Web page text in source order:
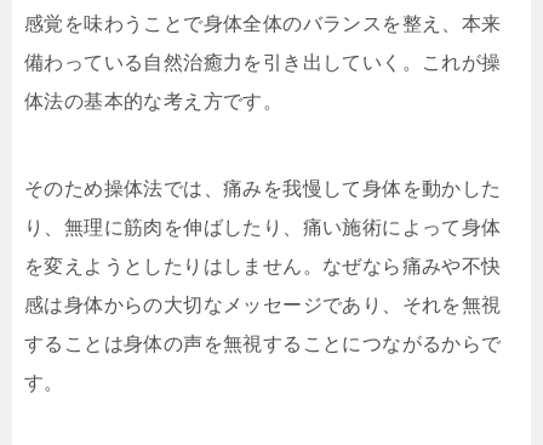
感覚を味わうことで身体全体のバランスを整え、本来
備わっている自然治癒力を引き出していく。これが操
体法の基本的な考え方です。
そのため操体法では、痛みを我慢して身体を動かした
り、無理に筋肉を伸ばしたり、痛い施術によって身体
を変えようとしたりはしません。なぜなら痛みや不快
感は身体からの大切なメッセージであり、それを無視
することは身体の声を無視することにつながるからで
す。